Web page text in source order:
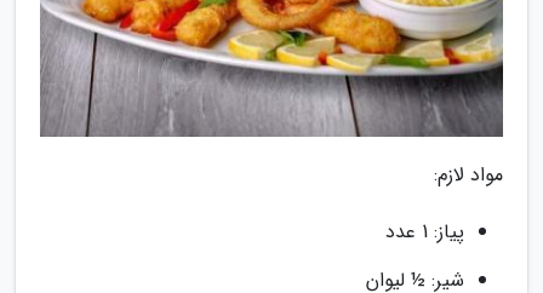
مواد لازم:
پیاز: 1 عدد
شیر: ½ لیوان